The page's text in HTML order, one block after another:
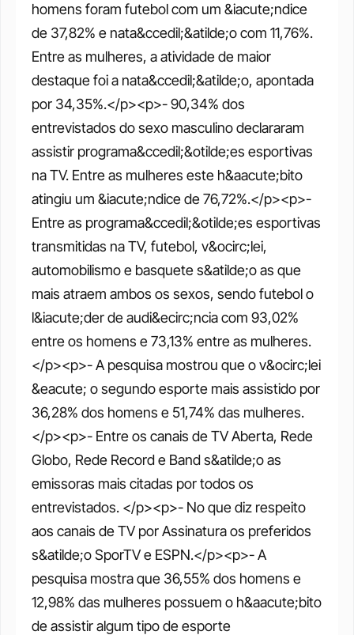
homens foram futebol com um &iacute;ndice
de 37,82% e nata&ccedil;&atilde;o com 11,76%.
Entre as mulheres, a atividade de maior
destaque foi a nata&ccedil;&atilde;o, apontada
por 34,35%.</p><p>- 90,34% dos
entrevistados do sexo masculino declararam
assistir programa&ccedil;&otilde;es esportivas
na TV. Entre as mulheres este h&aacute;bito
atingiu um &iacute;ndice de 76,72%.</p><p>-
Entre as programa&ccedil;&otilde;es esportivas
transmitidas na TV, futebol, v&ocirc;lei,
automobilismo e basquete s&atilde;o as que
mais atraem ambos os sexos, sendo futebol o
l&iacute;der de audi&ecirc;ncia com 93,02%
entre os homens e 73,13% entre as mulheres.
</p><p>- A pesquisa mostrou que o v&ocirc;lei
&eacute; o segundo esporte mais assistido por
36,28% dos homens e 51,74% das mulheres.
</p><p>- Entre os canais de TV Aberta, Rede
Globo, Rede Record e Band s&atilde;o as
emissoras mais citadas por todos os
entrevistados. </p><p>- No que diz respeito
aos canais de TV por Assinatura os preferidos
s&atilde;o SporTV e ESPN.</p><p>- A
pesquisa mostra que 36,55% dos homens e
12,98% das mulheres possuem o h&aacute;bito
de assistir algum tipo de esporte